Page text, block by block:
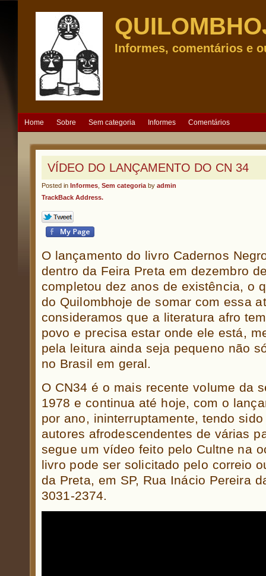
Informes, comentários e
Home Sobre Sem categoria Informes Comentários
VÍDEO DO LANÇAMENTO DO CN 34
Posted in Informes Sem categoria by admin
TrackBack Address.
O lançamento do livro Cadernos
dentro da Feira Preta em dezembro
completou dez anos de existência, o
do Quilombhoje de somar com essa
consideramos que a literatura afro
povo e precisa estar onde ele está,
pela leitura ainda seja pequeno não
no Brasil em geral.
O CN34 é o mais recente volume da
1978 e continua até hoje, com o
por ano, ininterruptamente, tendo
autores afrodescendentes de várias
segue um vídeo feito pelo Cultne na
livro pode ser solicitado pelo correio
da Preta, em SP, Rua Inácio Pereira
3031-2374.